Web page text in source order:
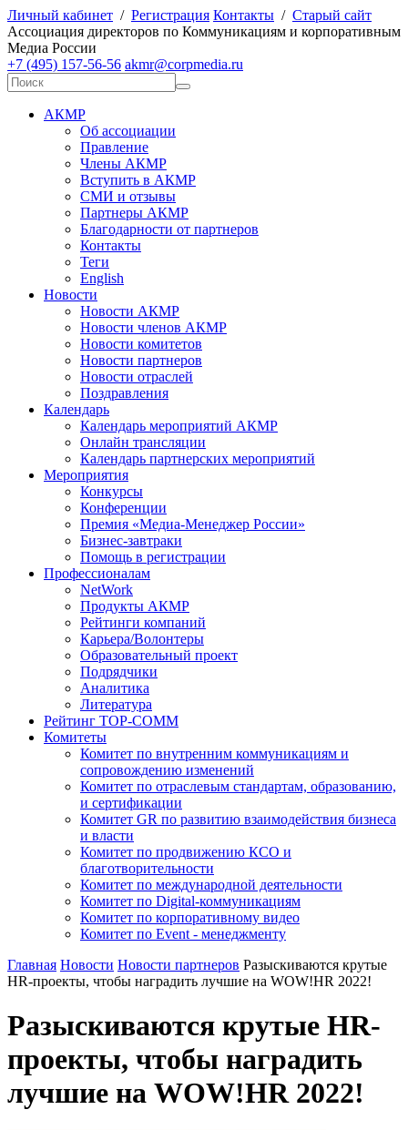
Личный кабинет / Регистрация Контакты / Старый сайт
Ассоциация директоров по Коммуникациям и корпоративным
Медиа России
+7 (495) 157-56-56 akmr@corpmedia.ru
АКМР
Об ассоциации
Правление
Члены АКМР
Вступить в АКМР
СМИ и отзывы
Партнеры АКМР
Благодарности от партнеров
Контакты
Теги
English
Новости
Новости АКМР
Новости членов АКМР
Новости комитетов
Новости партнеров
Новости отраслей
Поздравления
Календарь
Календарь мероприятий АКМР
Онлайн трансляции
Календарь партнерских мероприятий
Мероприятия
Конкурсы
Конференции
Премия «Медиа-Менеджер России»
Бизнес-завтраки
Помощь в регистрации
Профессионалам
NetWork
Продукты АКМР
Рейтинги компаний
Карьера/Волонтеры
Образовательный проект
Подрядчики
Аналитика
Литература
Рейтинг TOP-COMM
Комитеты
Комитет по внутренним коммуникациям и
сопровождению изменений
Комитет по отраслевым стандартам, образованию,
и сертификации
Комитет GR по развитию взаимодействия бизнеса
и власти
Комитет по продвижению КСО и
благотворительности
Комитет по международной деятельности
Комитет по Digital-коммуникациям
Комитет по корпоративному видео
Комитет по Event - менеджменту
Главная Новости Новости партнеров Разыскиваются крутые
HR-проекты, чтобы наградить лучшие на WOW!HR 2022!
Разыскиваются крутые HR-
проекты, чтобы наградить
лучшие на WOW!HR 2022!